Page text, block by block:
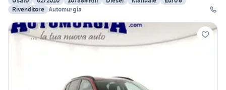
Rivenditore Automurgia